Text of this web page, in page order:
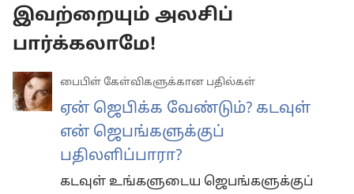
இவற்றையும் அலசிப்
பார்க்கலாமே!
பைபிள் கேள்விகளுக்கான பதில்கள்
ஏன் ஜெபிக்க வேண்டும்? கடவுள்
என் ஜெபங்களுக்குப்
பதிலளிப்பாரா?
கடவுள் உங்களுடைய ஜெபங்களுக்குப்